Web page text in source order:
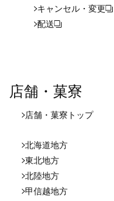
キャンセル・変更
配送
店舗・菓寮
店舗・菓寮 トップ
北海道地方
東北地方
北陸地方
甲信越地方